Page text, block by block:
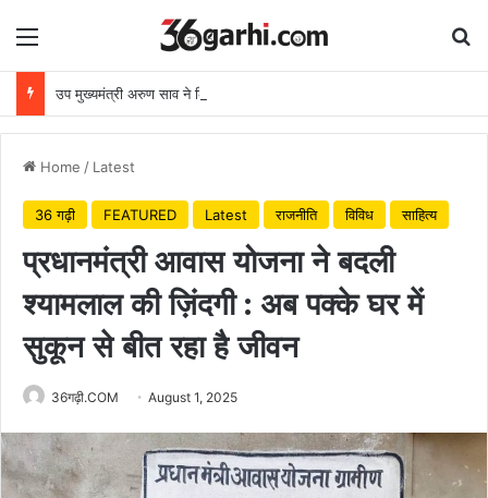
Menu
Home / Latest
36 गढ़ी FEATURED Latest राजनीति विविध साहित्य
प्रधानमंत्री आवास योजना ने बदली
श्यामलाल की ज़िंदगी : अब पक्के घर में
सुकून से बीत रहा है जीवन
36गढ़ी.COM August 1, 2025